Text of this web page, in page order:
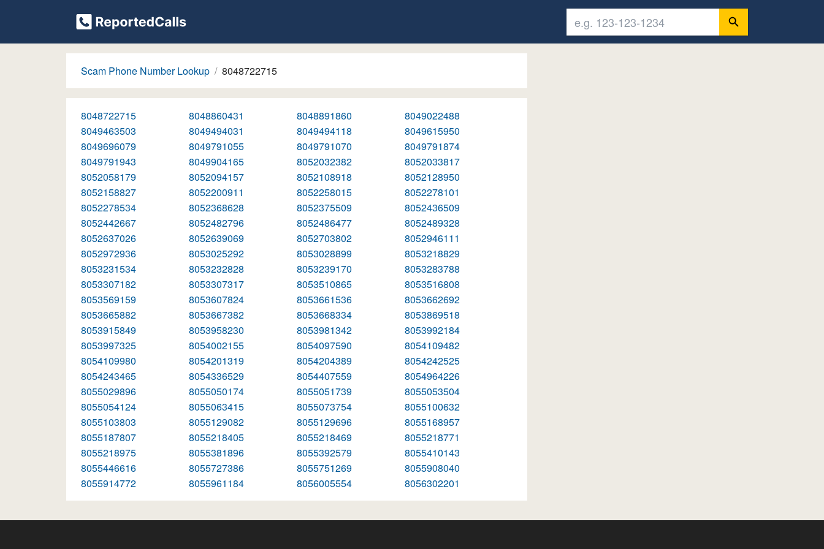
Scam Phone Number Lookup 8048722715
8048722715 8048860431 8048891860
8049022488
8049463503
8049494031 8049494118
8049615950
8049696079
8049791055 8049791070
8049791874
8049791943
8049904165 8052032382
8052033817
8052058179
8052094157 8052108918
8052128950
8052158827
8052200911 8052258015
8052278101
8052278534
8052368628 8052375509
8052436509
8052442667
8052482796 8052486477
8052489328
8052637026
8052639069 8052703802
8052946111
8052972936
8053025292 8053028899
8053218829
8053231534
8053232828 8053239170
8053283788
8053307182
8053307317 8053510865
8053516808
8053569159
8053607824 8053661536
8053662692
8053665882
8053667382 8053668334
8053869518
8053915849
8053958230 8053981342
8053992184
8053997325
8054002155 8054097590
8054109482
8054109980
8054201319 8054204389
8054242525
8054243465
8054336529 8054407559
8054964226
8055029896
8055050174 8055051739
8055053504
8055054124
8055063415 8055073754
8055100632
8055103803
8055129082 8055129696
8055168957
8055187807
8055218405 8055218469
8055218771
8055218975
8055381896 8055392579
8055410143
8055446616
8055727386 8055751269
8055908040
8055914772
8055961184 8056005554 8056302201